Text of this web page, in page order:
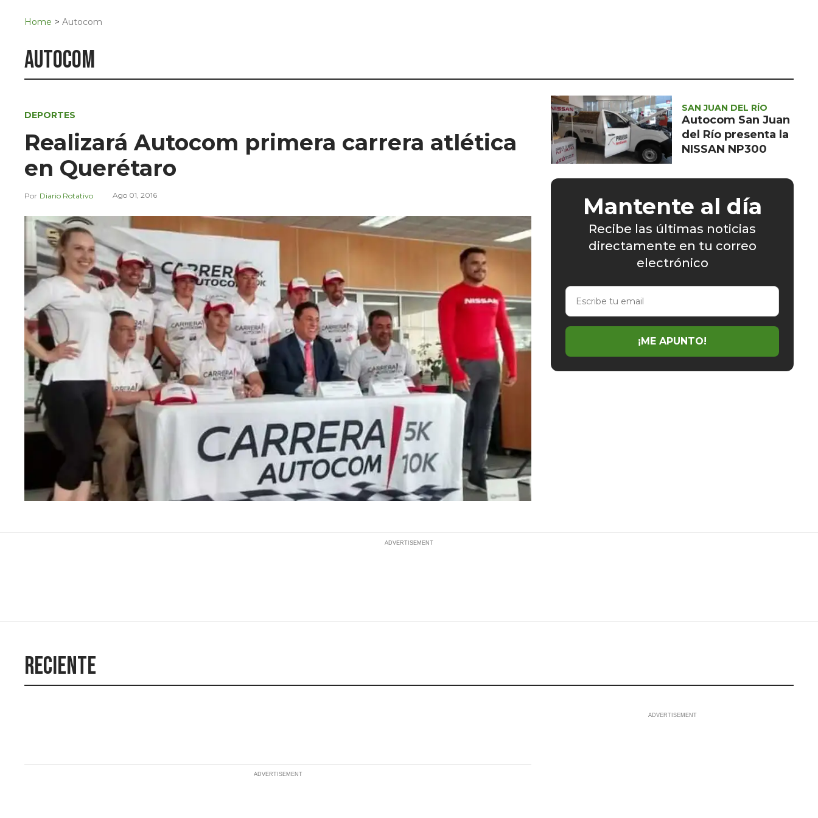
Asuntos Sociales
Estilo de vida
Opinión
Home > Autocom
autocom
DEPORTES
Realizará Autocom primera carrera atlética
en Querétaro
Diario Rotativo Ago 01, 2016
SAN JUAN DEL RÍO
Autocom San Juan
del Río presenta la
NISSAN NP300
Mantente al día
Recibe las últimas noticias
directamente en tu correo
electrónico
Escribe
email
¡ME APUNTO!
Reciente